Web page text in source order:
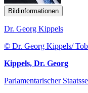
Bildinformationen
Dr. Georg Kippels
© Dr. Georg Kippels/
Kippels, Dr. Georg
Parlamentarischer